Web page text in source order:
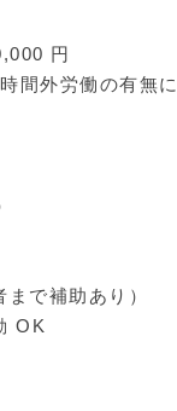
円
間外労働の有無
で補助あり）
OK